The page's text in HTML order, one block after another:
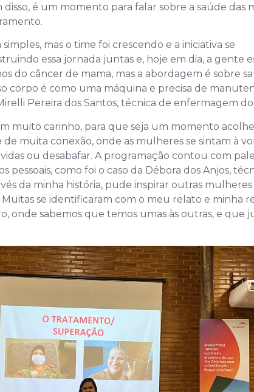
disso, é um momento para falar sobre a saúde das
mas o time foi crescendo e a iniciativa se
essa jornada juntas e, hoje em dia, a gente
do câncer de mama, mas a abordagem é sobre
corpo é como uma máquina e precisa de
Pereira dos Santos, técnica de enfermagem
muito carinho, para que seja um momento
muita conexão, onde as mulheres se sintam à
ou desabafar. A programação contou com
pessoais, como foi o caso da Débora dos Anjos,
da minha história, pude inspirar outras mulheres
se identificaram com o meu relato e minha
onde sabemos que temos umas às outras, e que